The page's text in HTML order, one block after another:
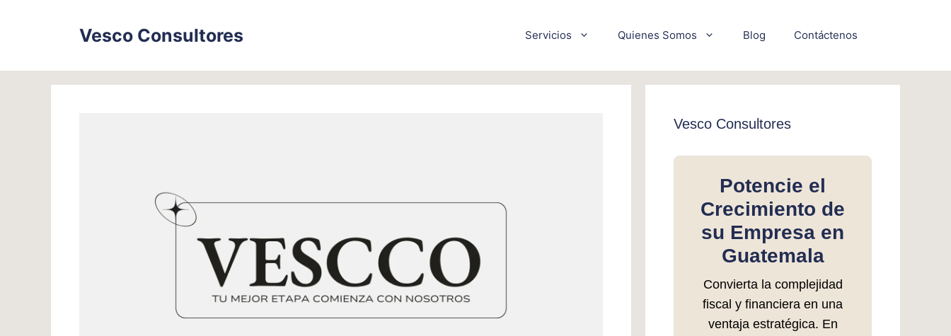
Vesco Consultores Servicios Quienes Somos Blog Contáctenos
Vesco Consultores
Potencie el
Crecimiento de
su Empresa en
Guatemala
Convierta la complejidad
fiscal y financiera en una
ventaja estratégica. En